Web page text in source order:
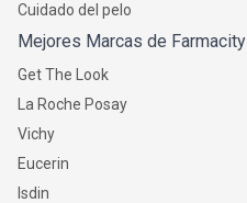
Cuidado del pelo
Mejores Marcas de Farmacity
Get The Look
La Roche Posay
Vichy
Eucerin
Isdin